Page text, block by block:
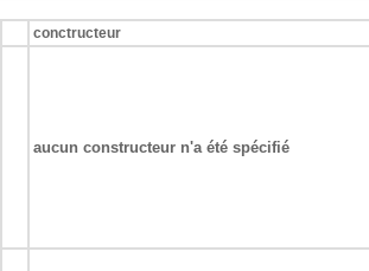
conctructeur
aucun constructeur n'a été spécifié